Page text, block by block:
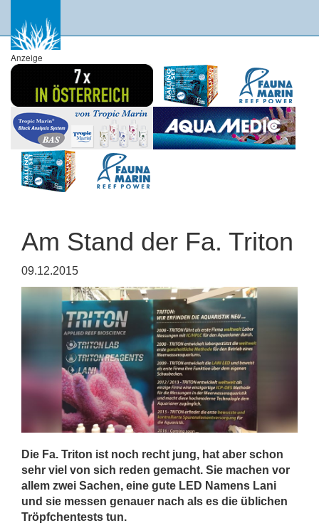
Anzeige
Am Stand der Fa. Triton
09.12.2015
Die Fa. Triton ist noch recht jung, hat aber schon
sehr viel von sich reden gemacht. Sie machen vor
allem zwei Sachen, eine gute LED Namens Lani
und sie messen genauer nach als es die üblichen
Tröpfchentests tun.